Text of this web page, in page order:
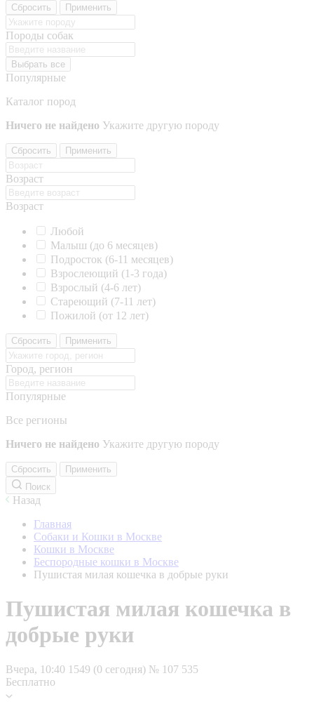
Сбросить Применить
Породы собак
Выбрать все
Популярные
Каталог пород
Ничего не найдено Укажите другую породу
Сбросить Применить
Возраст
Возраст
Любой
Малыш (до 6 месяцев)
Подросток (6-11 месяцев)
Взрослеющий (1-3 года)
Взрослый (4-6 лет)
Стареющий (7-11 лет)
Пожилой (от 12 лет)
Сбросить Применить
Город, регион
Популярные
Все регионы
Ничего не найдено Укажите другую породу
Сбросить
Применить
Поиск
Назад
Главная
Собаки и Кошки в Москве
Кошки в Москве
Беспородные кошки в Москве
Пушистая милая кошечка в добрые руки
Пушистая милая кошечка в
добрые руки
Вчера, 10:40 1549 (0 сегодня) № 107 535
Бесплатно